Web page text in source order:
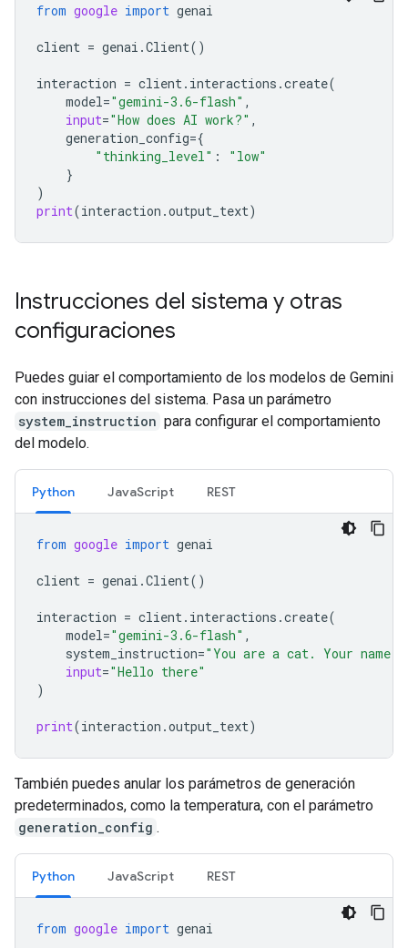
from google import genai
client = genai .Client()
interaction = client. interactions .create(
model="gemini-3.6-flash" ,
input="How does AI work?" ,
generation_config={
"thinking_level" :
"low"
}
)
print(interaction .output_text)
Instrucciones del sistema y otras
configuraciones
Puedes guiar el comportamiento de los modelos de Gemini
con instrucciones del sistema. Pasa un parámetro
system_instruction para configurar el comportamiento
del modelo.
Python JavaScript REST
from google import genai
client = genai .Client()
interaction = client. interactions .create(
model="gemini-3.6-flash" ,
system_instruction="You are a cat. Your name
input="Hello there"
)
print(interaction .output_text)
También puedes anular los parámetros de generación
predeterminados, como la temperatura, con el parámetro
generation_config .
Python JavaScript REST
from google import genai